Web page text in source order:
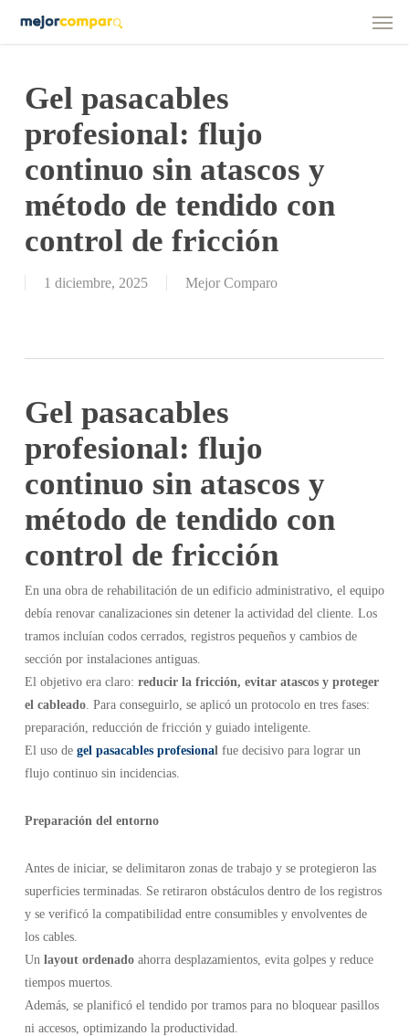
Menu
Gel pasacables
profesional: flujo
continuo sin atascos y
método de tendido con
control de fricción
1 diciembre, 2025 Mejor Comparo
Gel pasacables
profesional: flujo
continuo sin atascos y
método de tendido con
control de fricción
En una obra de rehabilitación de un edificio administrativo, el equipo
debía renovar canalizaciones sin detener la actividad del cliente. Los
tramos incluían codos cerrados, registros pequeños y cambios de
sección por instalaciones antiguas.
El objetivo era claro: reducir la fricción, evitar atascos y proteger
el cableado. Para conseguirlo, se aplicó un protocolo en tres fases:
preparación, reducción de fricción y guiado inteligente.
El uso de gel pasacables profesionalfue decisivo para lograr un
flujo continuo sin incidencias.
Preparación del entorno
Antes de iniciar, se delimitaron zonas de trabajo y se protegieron las
superficies terminadas. Se retiraron obstáculos dentro de los registros
y se verificó la compatibilidad entre consumibles y envolventes de
los cables.
Un layout ordenadoahorra desplazamientos, evita golpes y reduce
tiempos muertos.
Además, se planificó el tendido por tramos para no bloquear pasillos
ni accesos, optimizando la productividad.